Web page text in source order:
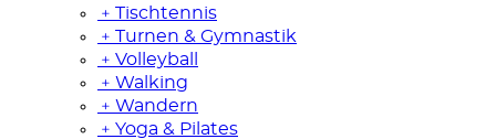
﹢ Tischtennis
﹢ Turnen & Gymnastik
﹢ Volleyball
﹢ Walking
﹢ Wandern
﹢ Yoga & Pilates